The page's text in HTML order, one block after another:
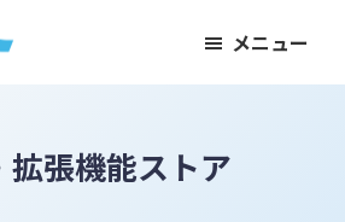
メニュー
拡張機能ストア